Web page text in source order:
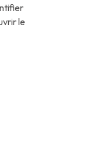
le